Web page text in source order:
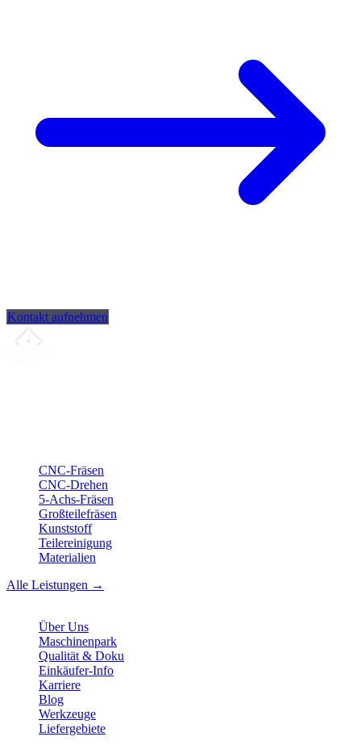
Kontakt aufnehmen
CNC-Fräsen
CNC-Drehen
5-Achs-Fräsen
Großteilefräsen
Kunststoff
Teilereinigung
Materialien
Alle Leistungen →
Über Uns
Maschinenpark
Qualität & Doku
Einkäufer-Info
Karriere
Blog
Werkzeuge
Liefergebiete